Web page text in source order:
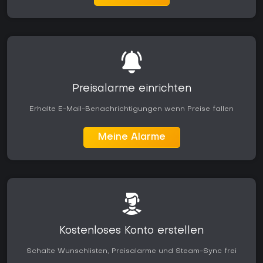
Preisalarme einrichten
Erhalte E-Mail-Benachrichtigungen wenn Preise fallen
Meine Alarme
Kostenloses Konto erstellen
Schalte Wunschlisten, Preisalarme und Steam-Sync frei